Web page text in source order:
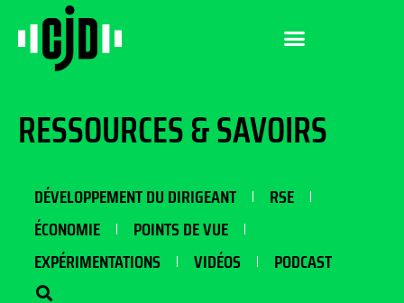
RESSOURCES & SAVOIRS
DÉVELOPPEMENT DU DIRIGEANT
RSE
ÉCONOMIE
POINTS DE VUE
EXPÉRIMENTATIONS
VIDÉOS PODCAST